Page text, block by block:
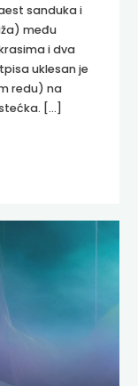
sanduka i
među
i dva
uklesan je
redu) na
[…]